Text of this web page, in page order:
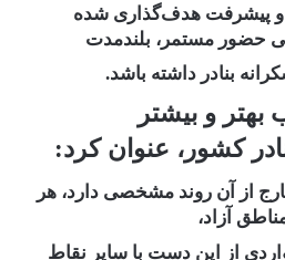
و پیشرفت هدف‌گذاری شده
مستمر، بلندمدت
بنادر داشته باشد.
و بیشتر
کشور، عنوان کرد:
از آن روند مشخصی دارد، هر
آزاد،
از این دست با سایر نقاط